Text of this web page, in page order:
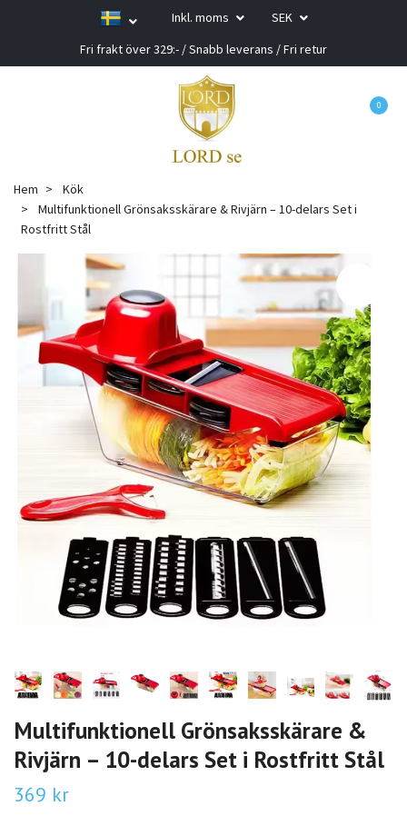
Inkl. moms
SEK
Fri frakt över 329:- / Snabb leverans / Fri retur
0
Hem
Kök
Multifunktionell Grönsaksskärare & Rivjärn – 10-delars Set i
Rostfritt Stål
Multifunktionell Grönsaksskärare &
Rivjärn – 10-delars Set i Rostfritt Stål
369 kr